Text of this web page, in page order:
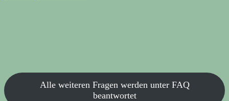
Alle weiteren Fragen werden unter FAQ
beantwortet